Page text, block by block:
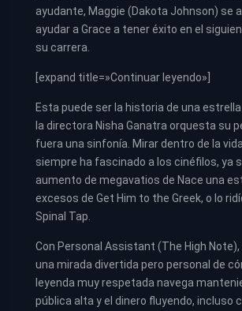
ayudante, Maggie (Dakota Johnson) se
ayudar a Grace a tener éxito en el
su carrera.
[expand title=»Continuar leyendo»]
Esta puede ser la historia de una
la directora Nisha Ganatra orquesta su
fuera una sinfonía. Mirar dentro de la
siempre ha fascinado a los cinéfilos, ya
aumento de megavatios de Nace una
excesos de Get Him to the Greek, o lo
Spinal Tap.
Con Personal Assistant (The High
una mirada divertida pero personal de
leyenda muy respetada navega
pública alta y el dinero fluyendo, incluso